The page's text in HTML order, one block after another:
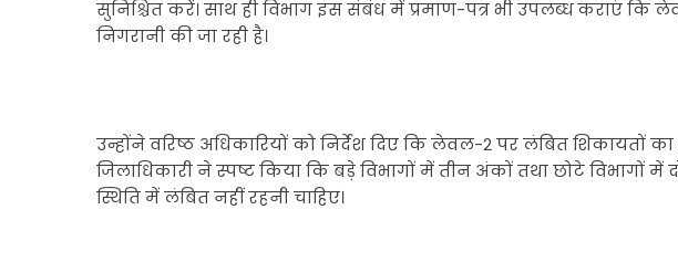
सुनिश्चित करें। साथ ही विभाग इस संबंध में प्रमाण-पत्र भी उपलब्ध कराएं कि
निगरानी की जा रही है।
उन्होंने वरिष्ठ अधिकारियों को निर्देश दिए कि लेवल-2 पर लंबित शिकायतों का
जिलाधिकारी ने स्पष्ट किया कि बड़े विभागों में तीन अंकों तथा छोटे विभागों
स्थिति में लंबित नहीं रहनी चाहिए।